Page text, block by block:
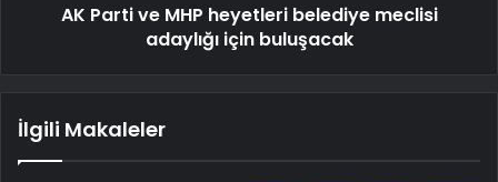
AK Parti ve MHP heyetleri belediye meclisi
adaylığı için buluşacak
İlgili Makaleler